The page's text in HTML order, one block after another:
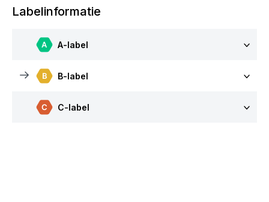
Labelinformatie
A-label
B-label
C-label